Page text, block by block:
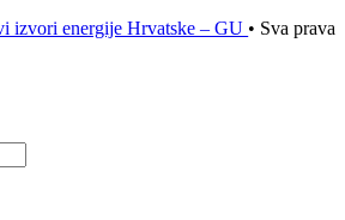
izvori energije Hrvatske – GU • Sva prava